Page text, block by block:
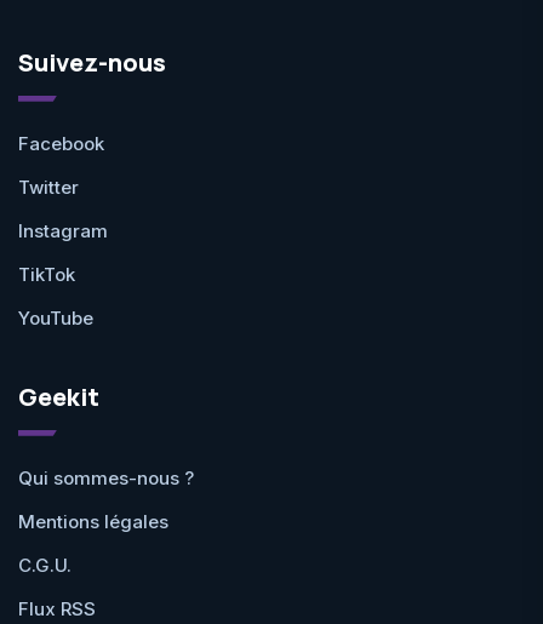
Suivez-nous
Facebook
Twitter
Instagram
TikTok
YouTube
Geekit
Qui sommes-nous ?
Mentions légales
C.G.U.
Flux RSS